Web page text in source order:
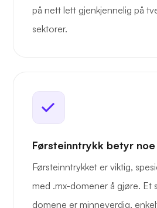
på nett lett gjenkjennelig på
sektorer.
Førsteinntrykk betyr noe
Førsteinntrykket er viktig,
med .mx-domener å gjøre. Et
domene er minneverdig,